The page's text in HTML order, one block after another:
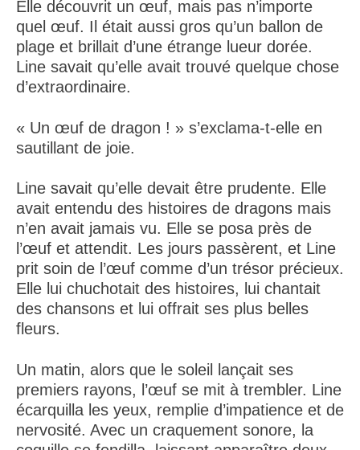
Elle découvrit un œuf, mais pas n’importe
quel œuf. Il était aussi gros qu’un ballon de
plage et brillait d’une étrange lueur dorée.
Line savait qu’elle avait trouvé quelque chose
d’extraordinaire.
« Un œuf de dragon ! » s’exclama-t-elle en
sautillant de joie.
Line savait qu’elle devait être prudente. Elle
avait entendu des histoires de dragons mais
n’en avait jamais vu. Elle se posa près de
l’œuf et attendit. Les jours passèrent, et Line
prit soin de l’œuf comme d’un trésor précieux.
Elle lui chuchotait des histoires, lui chantait
des chansons et lui offrait ses plus belles
fleurs.
Un matin, alors que le soleil lançait ses
premiers rayons, l’œuf se mit à trembler. Line
écarquilla les yeux, remplie d’impatience et de
nervosité. Avec un craquement sonore, la